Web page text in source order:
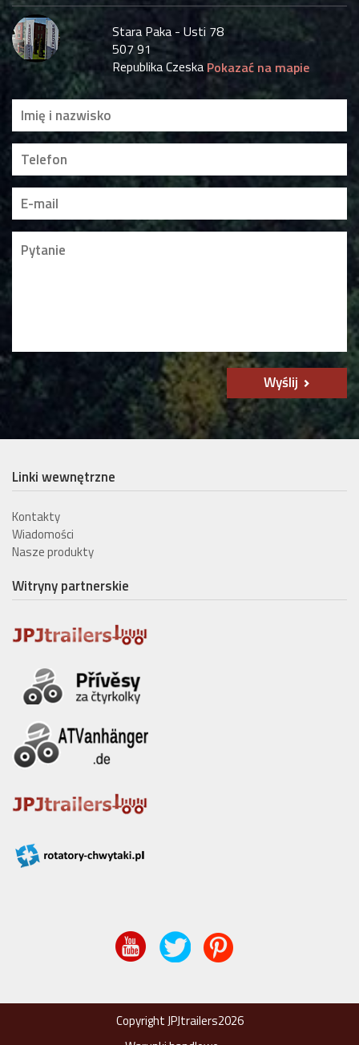
Stara Paka - Usti 78
507 91
Republika Czeska Pokazać na mapie
Wyślij
Linki wewnętrzne
Kontakty
Wiadomości
Nasze produkty
Witryny partnerskie
Copyright JPJtrailers2026